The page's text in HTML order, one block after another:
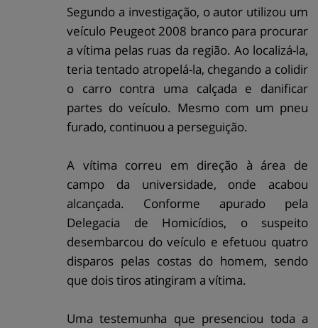
Segundo a investigação, o autor utilizou um
veículo Peugeot 2008 branco para procurar
a vítima pelas ruas da região. Ao localizá-la,
teria tentado atropelá-la, chegando a colidir
o carro contra uma calçada e danificar
partes do veículo. Mesmo com um pneu
furado, continuou a perseguição.
A vítima correu em direção à área de
campo da universidade, onde acabou
alcançada. Conforme apurado pela
Delegacia de Homicídios, o suspeito
desembarcou do veículo e efetuou quatro
disparos pelas costas do homem, sendo
que dois tiros atingiram a vítima.
Uma testemunha que presenciou toda a